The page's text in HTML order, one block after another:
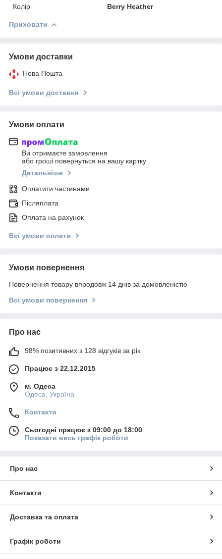
Колір
Berry Heather
Приховати
Умови доставки
Нова Пошта
Всі умови доставки
Умови оплати
Ви отримаєте замовлення
або гроші повернуться на вашу картку
Детальніше
Оплатити частинами
Післяплата
Оплата на рахунок
Всі умови оплати
Умови повернення
Повернення товару впродовж 14 днів за домовленістю
Всі умови повернення
Про нас
98% позитивних з 128 відгуків за рік
Працює з 22.12.2015
м. Одеса
Одеса, Україна
Контакти
Сьогодні працює з 09:00 до 18:00
Показати весь графік роботи
Про нас
Контакти
Доставка та оплата
Графік роботи